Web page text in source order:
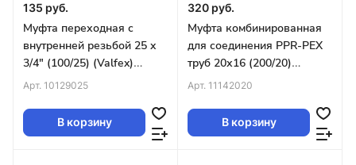
135 руб.
Муфта переходная с
внутренней резьбой 25 x
3/4" (100/25) (Valfex)
БЕЛАЯ
Арт. 10129025
В корзину
320 руб.
Муфта комбинированная
для соединения PPR-PEX
труб 20х16 (200/20)
(Valfex) БЕЛАЯ
Арт. 11142020
В корзину